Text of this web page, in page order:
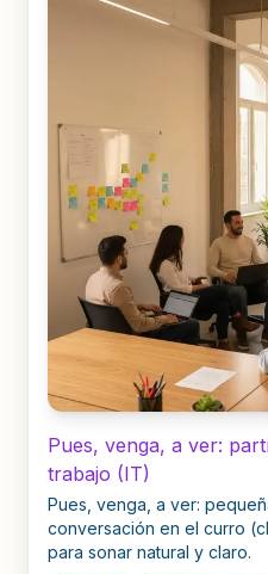
Pues, venga, a ver:
trabajo (IT)
Pues, venga, a ver:
conversación en el curro
para sonar natural y claro.